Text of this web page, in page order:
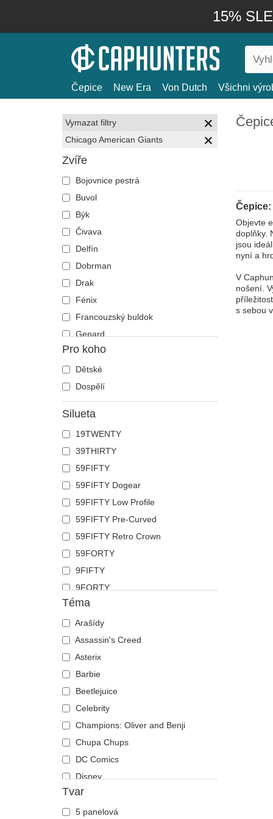
15%
Čepice New Era Von Dutch Všichni
Vymazat filtry
Chicago American Giants
Zvíře
Bojovnice pestrá
Buvol
Býk
Čivava
Delfín
Dobrman
Drak
Fénix
Francouzský buldok
Gepard
Had
Havran
Holub
Hroch
Humr
Jednorožec
Jelen
Ještěrka
Kachna
Kočka
Kohout
Kojot
Koza
Krab
Kráva
Krokodýl
Kůň
Kuřátko
Labradorský retrívr
Lebka
Lev
Liška
Los
Lvice
Medvěd
Motýl
Mravenec
Myš
Pro koho
Dětské
Dospělí
Silueta
19TWENTY
39THIRTY
59FIFTY
59FIFTY Dogear
59FIFTY Low Profile
59FIFTY Pre-Curved
59FIFTY Retro Crown
59FORTY
9FIFTY
9FORTY
9FORTY APEX
9FORTY M-Crown
9SEVENTY
9TWENTY
A Frame
Casual Classic
E Frame
Open Back
Runner
The 90s
The Ball
The Retro
The Snap
Téma
Arašídy
Assassin's Creed
Asterix
Barbie
Beetlejuice
Celebrity
Champions: Oliver and Benji
Chupa Chups
DC Comics
Disney
Dragon Ball
Fast & Furious
Tvar
5 panelová
Objevte
doplňky.
jsou
nyní a
V
nošení.
s sebou